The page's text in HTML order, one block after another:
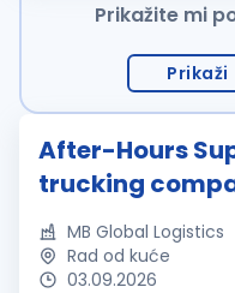
Prikažite mi
Prikaži
After-Hours
trucking
MB Global Logistics
Rad od kuće
03.09.2026